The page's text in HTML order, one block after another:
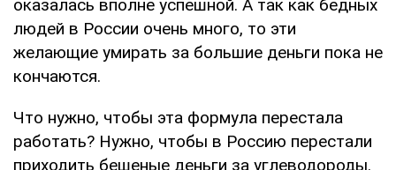
оказалась вполне успешной. А так как бедных
людей в России очень много, то эти
желающие умирать за большие деньги пока не
кончаются.
Что нужно, чтобы эта формула перестала
работать? Нужно, чтобы в Россию перестали
приходить бешеные деньги за углеводороды.